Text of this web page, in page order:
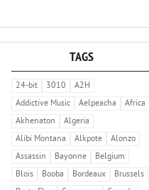
TAGS
24-bit 3010
A2H
Addictive Music
Aelpeacha
Africa
Akhenaton
Algeria
Alibi Montana
Alkpote
Alonzo
Assassin
Bayonne
Belgium
Blois
Booba Bordeaux
Brussels